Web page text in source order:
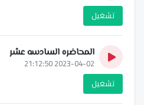
تشغيل
المحاضره السادسه عشر
2023-04-02 21:12:50
تشغيل